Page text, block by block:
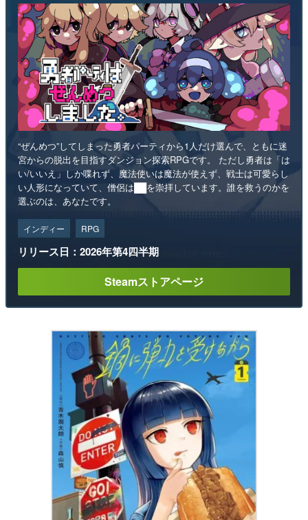
“ぜんめつ”してしまった勇者パーティから1人だけ選んで、ともに迷
宮からの脱出を目指すダンジョン探索RPGです。 ただし勇者は「は
い/いいえ」しか喋れず、魔法使いは魔法が使えず、戦士は可愛らし
い人形になっていて、僧侶は██を崇拝しています。誰を救うのかを
選ぶのは、あなたです。
インディー RPG
リリース日：2026年第4四半期
Steamストアページ